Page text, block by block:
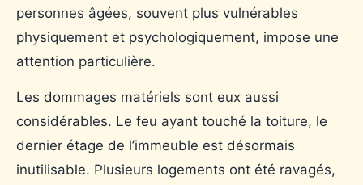
personnes âgées, souvent plus vulnérables
physiquement et psychologiquement, impose une
attention particulière.
Les dommages matériels sont eux aussi
considérables. Le feu ayant touché la toiture, le
dernier étage de l’immeuble est désormais
inutilisable. Plusieurs logements ont été ravagés,